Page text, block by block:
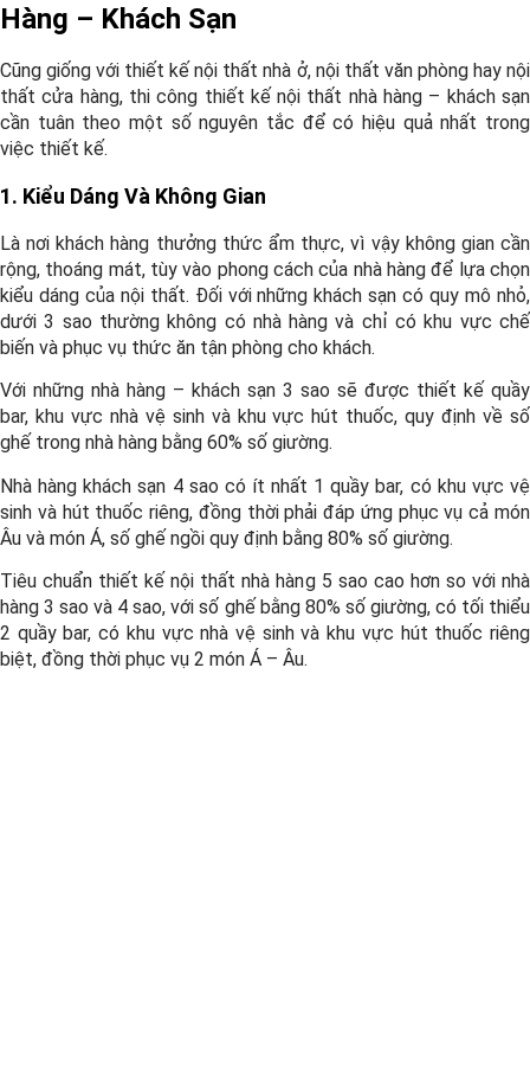
Hàng – Khách Sạn
Cũng giống với thiết kế nội thất nhà ở, nội thất văn phòng hay nội
thất cửa hàng, thi công thiết kế nội thất nhà hàng – khách sạn
cần tuân theo một số nguyên tắc để có hiệu quả nhất trong
việc thiết kế.
1. Kiểu Dáng Và Không Gian
Là nơi khách hàng thưởng thức ẩm thực, vì vậy không gian cần
rộng, thoáng mát, tùy vào phong cách của nhà hàng để lựa chọn
kiểu dáng của nội thất. Đối với những khách sạn có quy mô nhỏ,
dưới 3 sao thường không có nhà hàng và chỉ có khu vực chế
biến và phục vụ thức ăn tận phòng cho khách.
Với những nhà hàng – khách sạn 3 sao sẽ được thiết kế quầy
bar, khu vực nhà vệ sinh và khu vực hút thuốc, quy định về số
ghế trong nhà hàng bằng 60% số giường.
Nhà hàng khách sạn 4 sao có ít nhất 1 quầy bar, có khu vực vệ
sinh và hút thuốc riêng, đồng thời phải đáp ứng phục vụ cả món
Âu và món Á, số ghế ngồi quy định bằng 80% số giường.
Tiêu chuẩn thiết kế nội thất nhà hàng 5 sao cao hơn so với nhà
hàng 3 sao và 4 sao, với số ghế bằng 80% số giường, có tối thiểu
2 quầy bar, có khu vực nhà vệ sinh và khu vực hút thuốc riêng
biệt, đồng thời phục vụ 2 món Á – Âu.